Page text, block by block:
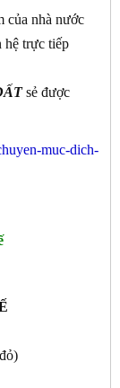
của nhà nước
hệ trực tiếp
sẻ được
muc-dich-